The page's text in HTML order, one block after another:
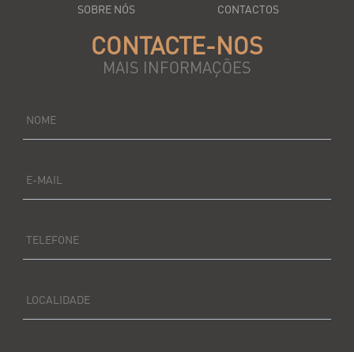
SOBRE NÓS CONTACTOS
CONTACTE-NOS
MAIS INFORMAÇÕES
NOME
E-MAIL
TELEFONE
LOCALIDADE